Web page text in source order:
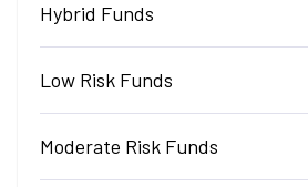
Hybrid Funds
Low Risk Funds
Moderate Risk Funds